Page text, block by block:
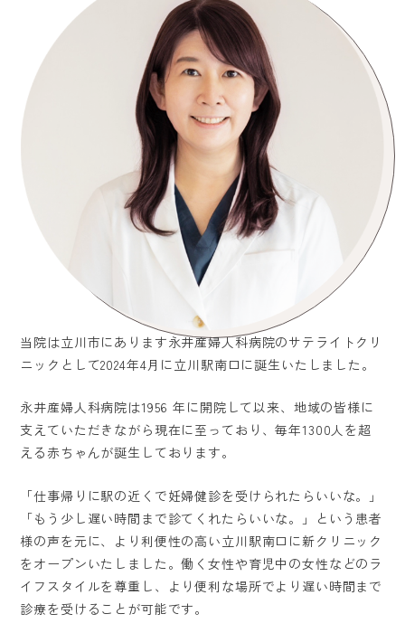
当院は立川市にあります永井産婦人科病院のサテライトクリ
ニックとして2024年4月に立川駅南口に誕生いたしました。
永井産婦人科病院は1956 年に開院して以来、地域の皆様に
支えていただきながら現在に至っており、毎年1300人を超
える赤ちゃんが誕生しております。
「仕事帰りに駅の近くで妊婦健診を受けられたらいいな。」
「もう少し遅い時間まで診てくれたらいいな。」という患者
様の声を元に、より利便性の高い立川駅南口に新クリニック
をオープンいたしました。働く女性や育児中の女性などのラ
イフスタイルを尊重し、より便利な場所でより遅い時間まで
診療を受けることが可能です。